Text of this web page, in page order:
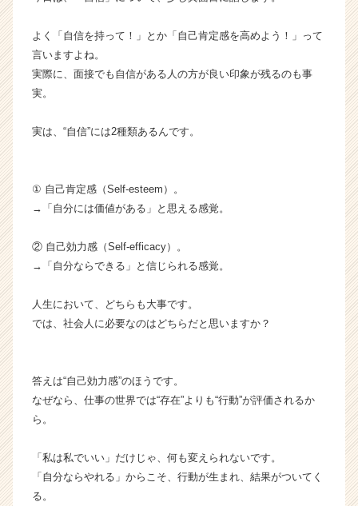
イ
ラ
ベ
ャ
ー・
企
業
ら
ス
が
届
活
サ
よく「自信を持って！」とか「自己肯定感を高めよう！」って
言いますよね。
実際に、面接でも自信がある人の方が良い印象が残るのも事
実。
実は、“自信”には2種類あるんです。
① 自己肯定感（Self-esteem）。
→「自分には価値がある」と思える感覚。
② 自己効力感（Self-efficacy）。
→「自分ならできる」と信じられる感覚。
人生において、どちらも大事です。
では、社会人に必要なのはどちらだと思いますか？
答えは“自己効力感”のほうです。
なぜなら、仕事の世界では“存在”よりも“行動”が評価されるか
ら。
「私は私でいい」だけじゃ、何も変えられないです。
「自分ならやれる」からこそ、行動が生まれ、結果がついてく
る。